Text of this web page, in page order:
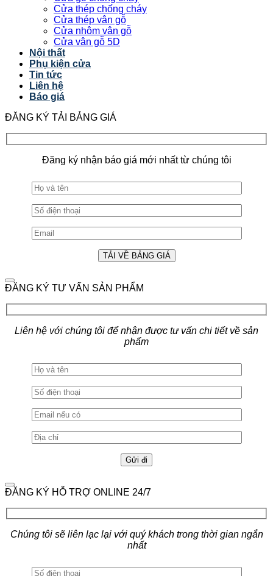
Cửa thép chống cháy
Cửa thép vân gỗ
Cửa nhôm vân gỗ
Cửa vân gỗ 5D
Nội thất
Phụ kiện cửa
Tin tức
Liên hệ
Báo giá
ĐĂNG KÝ TẢI BẢNG GIÁ
Đăng ký nhận báo giá mới nhất từ chúng tôi
ĐĂNG KÝ TƯ VẤN SẢN PHẨM
Liên hệ với chúng tôi để nhận được tư vấn chi tiết về sản
phẩm
ĐĂNG KÝ HỖ TRỢ ONLINE 24/7
Chúng tôi sẽ liên lạc lại với quý khách trong thời gian ngắn
nhất